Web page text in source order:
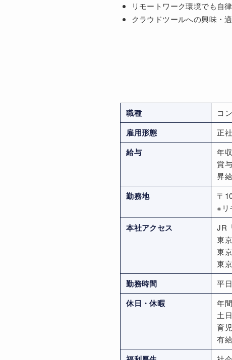
リモートワーク環境でも自
クラウドツールへの興味・
職種 コ
雇用形態 正
給与
年
賞
昇
勤務地
〒
※リ
本社アクセス
JR
東
東
東
勤務時間 平
休日・休暇
年
土
育
有